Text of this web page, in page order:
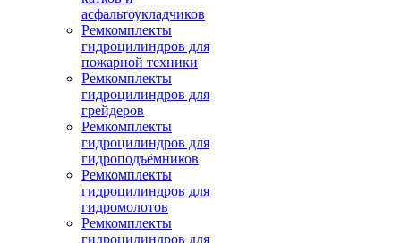
асфальтоукладчиков
Ремкомплекты
гидроцилиндров для
пожарной техники
Ремкомплекты
гидроцилиндров для
грейдеров
Ремкомплекты
гидроцилиндров для
гидроподъёмников
Ремкомплекты
гидроцилиндров для
гидромолотов
Ремкомплекты
гидроцилиндров для